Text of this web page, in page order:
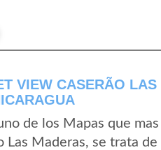
VIEW CASERÃ­O
de los Mapas que
Las Maderas, se trata